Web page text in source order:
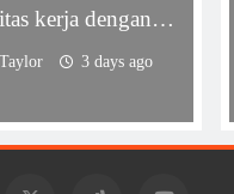
kerja dengan
waktu efektif
3 days ago